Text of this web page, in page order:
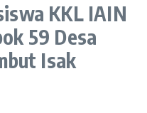
KKL IAIN
59 Desa
Isak